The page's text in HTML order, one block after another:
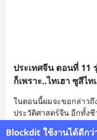
Blockdit ใช้งานได้ดีก
ประเทศจีน ตอนที่ 11
ก็เพราะ..ไทเฮา ซูสีไท
ในตอนนี้ผมจะขอกล่าว
ประวัติศาสตร์จีน อีกทั้ง
อ่านต่อ